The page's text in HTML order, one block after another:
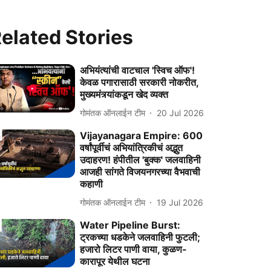
Stories
अभियंत्यांची वाटचाल 'स्विच ऑफ'!
केवळ पगारासाठी सरकारी नोकरीत,
मुख्यमंत्र्यांकडून खेद व्यक्त
गोमंतक ऑनलाईन टीम 20 Jul 2026
Vijayanagara Empire: 600
वर्षांपूर्वीचं अभियांत्रिकीचं अद्भुत
उदाहरण! हंपीतील 'बुक्क' जलवाहिनी
आजही सांगते विजयनगरच्या वैभवाची
कहाणी
गोमंतक ऑनलाईन टीम 19 Jul 2026
Water Pipeline Burst:
ट्रकच्या धडकेने जलवाहिनी फुटली;
हजारो लिटर पाणी वाया, कुळण-
कारापूर येथील घटना